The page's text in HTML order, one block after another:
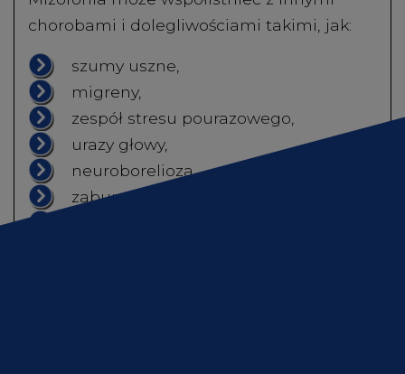
chorobami i dolegliwościami takimi, jak:
szumy uszne,
migreny,
zespół stresu pourazowego,
urazy głowy,
neuroborelioza,
zaburzenia ze spektrum autyzmu,